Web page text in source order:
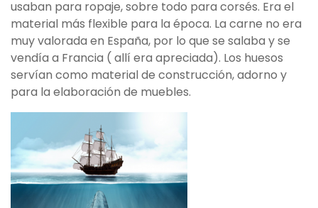
usaban para ropaje, sobre todo para corsés. Era el
material más flexible para la época. La carne no era
muy valorada en España, por lo que se salaba y se
vendía a Francia ( allí era apreciada). Los huesos
servían como material de construcción, adorno y
para la elaboración de muebles.